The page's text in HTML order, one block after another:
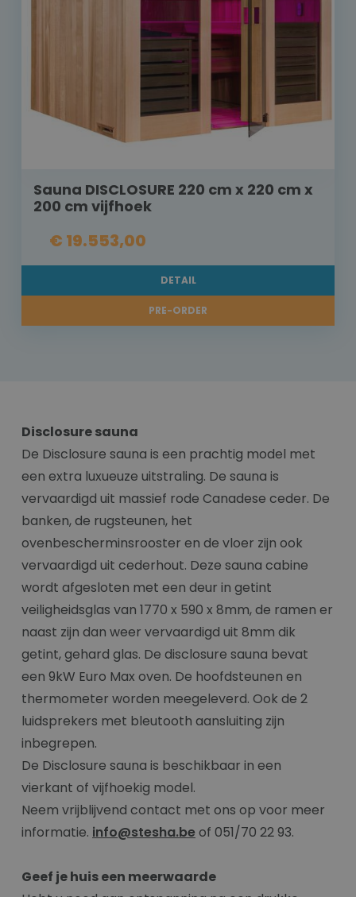
Sauna DISCLOSURE 220 cm x 220 cm x
200 cm vijfhoek
€ 19.553,00
DETAIL
PRE-ORDER
Disclosure sauna
De Disclosure sauna is een prachtig model met
een extra luxueuze uitstraling. De sauna is
vervaardigd uit massief rode Canadese ceder. De
banken, de rugsteunen, het
ovenbescherminsrooster en de vloer zijn ook
vervaardigd uit cederhout. Deze sauna cabine
wordt afgesloten met een deur in getint
veiligheidsglas van 1770 x 590 x 8mm, de ramen er
naast zijn dan weer vervaardigd uit 8mm dik
getint, gehard glas. De disclosure sauna bevat
een 9kW Euro Max oven. De hoofdsteunen en
thermometer worden meegeleverd. Ook de 2
luidsprekers met bleutooth aansluiting zijn
inbegrepen.
De Disclosure sauna is beschikbaar in een
vierkant of vijfhoekig model.
Neem vrijblijvend contact met ons op voor meer
informatie. info@stesha.beof 051/70 22 93.
Geef je huis een meerwaarde